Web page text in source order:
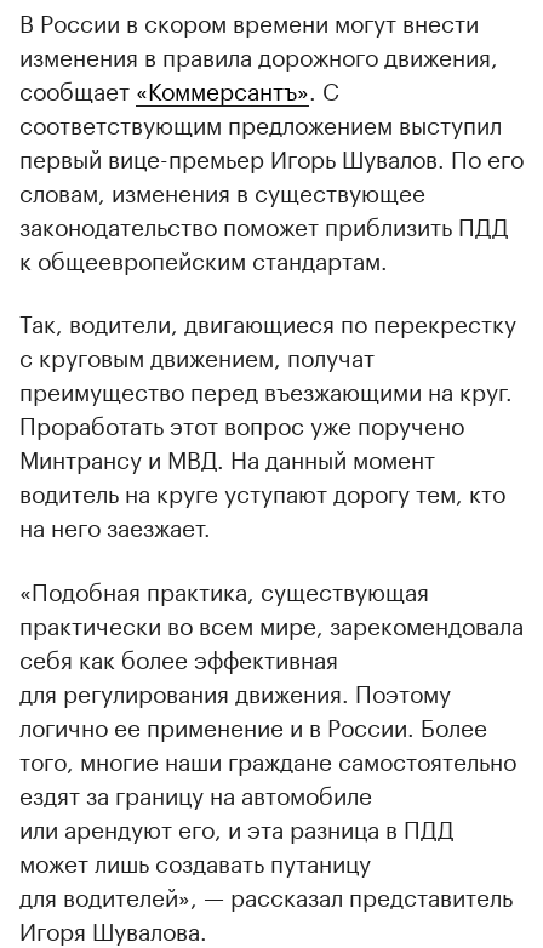
В России в скором времени могут внести
изменения в правила дорожного движения,
сообщает «Коммерсантъ» . С
соответствующим предложением выступил
первый вице-премьер Игорь Шувалов. По его
словам, изменения в существующее
законодательство поможет приблизить ПДД
к общеевропейским стандартам.
Так, водители, двигающиеся по перекрестку
с круговым движением, получат
преимущество перед въезжающими на круг.
Проработать этот вопрос уже поручено
Минтрансу и МВД. На данный момент
водитель на круге уступают дорогу тем, кто
на него заезжает.
00:00 / 00:00
«Подобная практика, существующая
практически во всем мире, зарекомендовала
себя как более эффективная
для регулирования движения. Поэтому
логично ее применение и в России. Более
того, многие наши граждане самостоятельно
ездят за границу на автомобиле
или арендуют его, и эта разница в ПДД
может лишь создавать путаницу
для водителей», — рассказал представитель
Игоря Шувалова.